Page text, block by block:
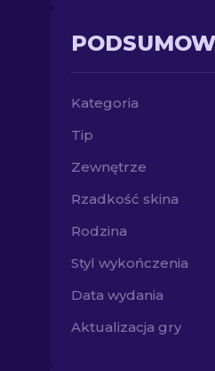
Kategoria
Tip
Zewnętrze
Rzadkość skina
Rodzina
Styl wykończenia
Data wydania
Aktualizacja gry